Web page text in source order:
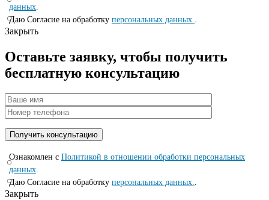
данных.
Даю Согласие на обработку персональных данных..
Закрыть
Оставьте заявку, чтобы получить
бесплатную консультацию
Ознакомлен с Политикой в отношении обработки персональных
данных.
Даю Согласие на обработку персональных данных..
Закрыть